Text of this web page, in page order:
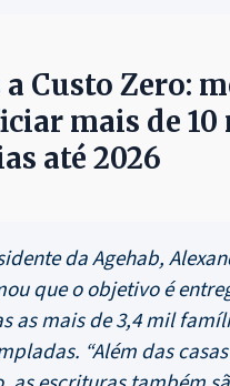
a Custo Zero:
mais de 10
até 2026
da Agehab,
que o objetivo é
as mais de 3,4 mil
“Além das